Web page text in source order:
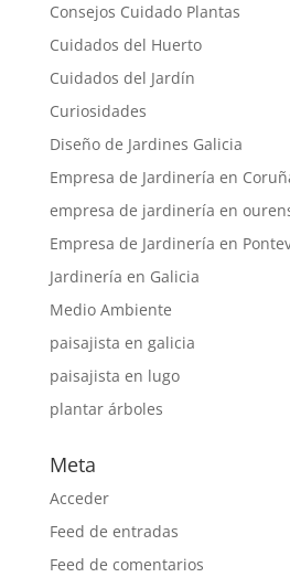
Consejos Cuidado Plantas
Cuidados del Huerto
Cuidados del Jardín
Curiosidades
Diseño de Jardines Galicia
Empresa de Jardinería en
empresa de jardinería en
Empresa de Jardinería en
Jardinería en Galicia
Medio Ambiente
paisajista en galicia
paisajista en lugo
plantar árboles
Meta
Acceder
Feed de entradas
Feed de comentarios